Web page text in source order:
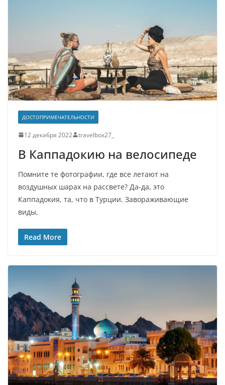
ДОСТОПРИМЕЧАТЕЛЬНОСТИ
12 декабря 2022 travelbox27_
В Каппадокию на велосипеде
Помните те фотографии, где все летают на
воздушных шарах на рассвете? Да-да, это
Каппадокия, та, что в Турции. Завораживающие
виды,
Read More